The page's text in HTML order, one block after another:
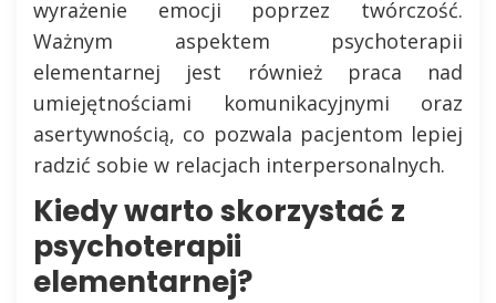
wyrażenie emocji poprzez twórczość.
Ważnym aspektem psychoterapii
elementarnej jest również praca nad
umiejętnościami komunikacyjnymi oraz
asertywnością, co pozwala pacjentom lepiej
radzić sobie w relacjach interpersonalnych.
Kiedy warto skorzystać z
psychoterapii
elementarnej?